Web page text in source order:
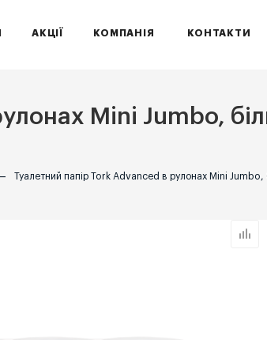
АКЦІЇ КОМПАНІЯ КОНТАКТИ
Mini Jumbo,
Туалетний папір Tork Advanced в рулонах Mini